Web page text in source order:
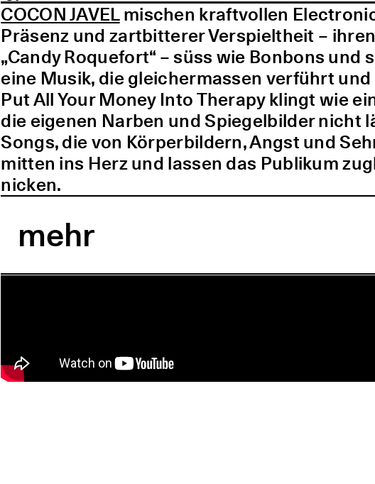
COCON JAVELmischen kraftvollen
Präsenz und zartbitterer Verspieltheit –
„Candy Roquefort“ – süss wie Bonbons
eine Musik, die gleichermassen verführt
Put All Your Money Into Therapy klingt wie
die eigenen Narben und Spiegelbilder nicht
Songs, die von Körperbildern, Angst und
mitten ins Herz und lassen das Publikum
nicken.
mehr